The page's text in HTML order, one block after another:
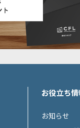
お役立ち
お知らせ